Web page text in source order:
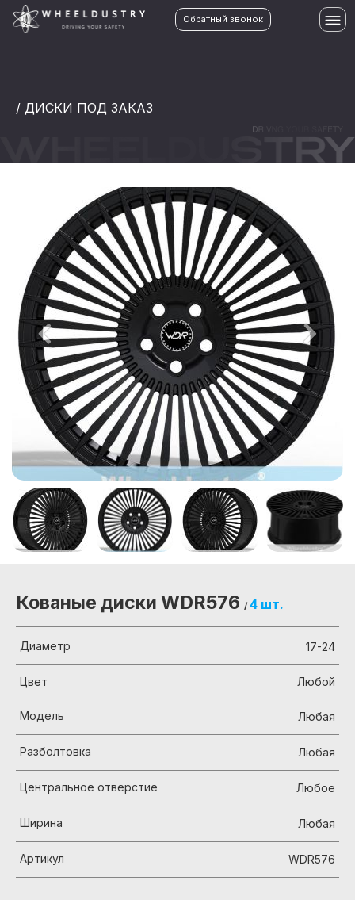
Обратный звонок
/ ДИСКИ ПОД ЗАКАЗ
Кованые диски WDR576 / 4 шт.
Диаметр 17-24
Цвет Любой
Модель Любая
Разболтовка Любая
Центральное отверстие Любое
Ширина Любая
Артикул WDR576